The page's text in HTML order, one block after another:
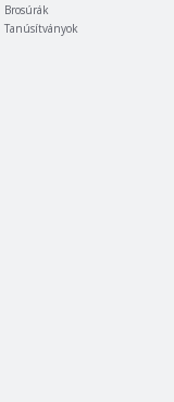
Brosúrák
Tanúsítványok